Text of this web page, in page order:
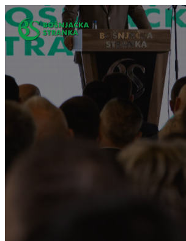
Idi
na
sadržaj